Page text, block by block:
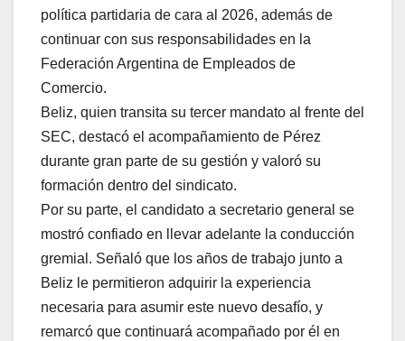
política partidaria de cara al 2026, además de
continuar con sus responsabilidades en la
Federación Argentina de Empleados de
Comercio.
Beliz, quien transita su tercer mandato al frente del
SEC, destacó el acompañamiento de Pérez
durante gran parte de su gestión y valoró su
formación dentro del sindicato.
Por su parte, el candidato a secretario general se
mostró confiado en llevar adelante la conducción
gremial. Señaló que los años de trabajo junto a
Beliz le permitieron adquirir la experiencia
necesaria para asumir este nuevo desafío, y
remarcó que continuará acompañado por él en